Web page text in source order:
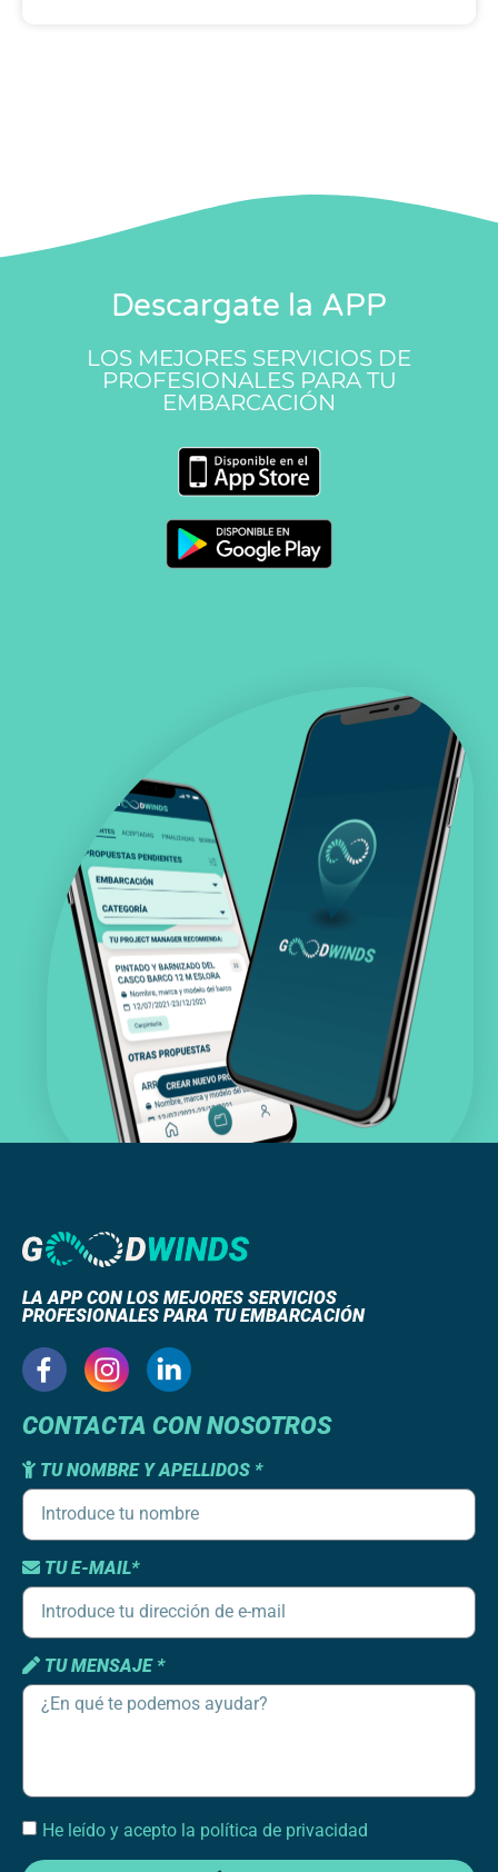
Descargate la APP
LOS MEJORES SERVICIOS DE
PROFESIONALES PARA TU
EMBARCACIÓN
LA APP CON LOS MEJORES SERVICIOS
PROFESIONALES PARA TU EMBARCACIÓN
CONTACTA CON NOSOTROS
TU NOMBRE Y APELLIDOS *
TU E-MAIL*
TU MENSAJE *
He leído y acepto la política de privacidad